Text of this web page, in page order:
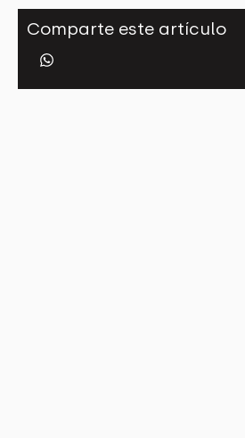
Comparte este artículo